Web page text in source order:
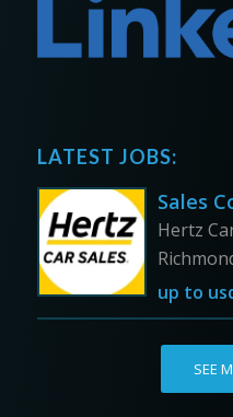
LATEST JOBS:
Sales
Hertz
up to
SEE